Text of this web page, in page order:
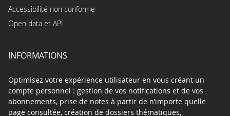
Accessibilité non conforme
Open data et API
INFORMATIONS
Optimisez votre expérience utilisateur en vous créant un
compte personnel : gestion de vos notifications et de vos
abonnements, prise de notes à partir de n’importe quelle
page consultée, création de dossiers thématiques,